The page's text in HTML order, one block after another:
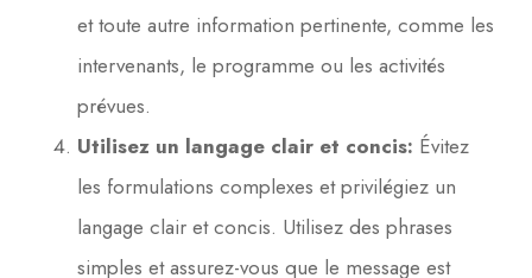
et toute autre information pertinente, comme les
intervenants, le programme ou les activités
prévues.
Utilisez un langage clair et concis: Évitez
les formulations complexes et privilégiez un
langage clair et concis. Utilisez des phrases
simples et assurez-vous que le message est